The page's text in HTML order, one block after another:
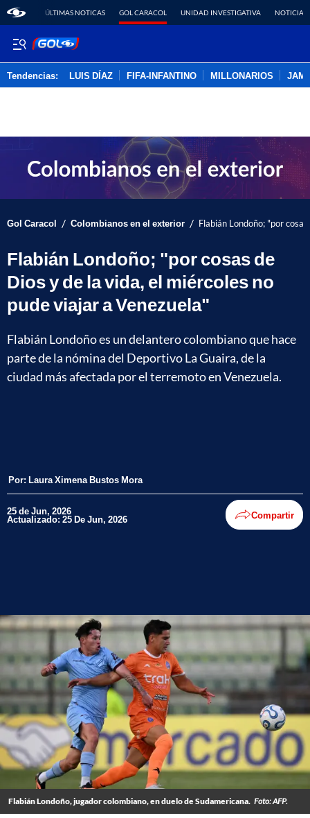
ÚLTIMAS NOTICAS GOL CARACOL UNIDAD INVESTIGATIVA NOTICIAS
Tendencias: LUIS DÍAZ FIFA-INFANTINO MILLONARIOS
Gol Caracol / Colombianos en el exterior / Flabián Londoño; "por
Flabián Londoño; "por cosas de
Dios y de la vida, el miércoles no
pude viajar a Venezuela"
Flabián Londoño es un delantero colombiano que hace
parte de la nómina del Deportivo La Guaira, de la
ciudad más afectada por el terremoto en Venezuela.
Por: Laura Ximena Bustos Mora
25 de Jun, 2026
Actualizado: 25 De Jun, 2026 Compartir
Flabián Londoño, jugador colombiano, en duelo de Sudamericana. Foto: AFP.